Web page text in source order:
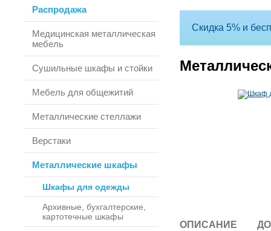
Распродажа
Медицинская металлическая
мебель
Сушильные шкафы и стойки
Мебель для общежитий
Металлические стеллажи
Верстаки
Металлические шкафы
Шкафы для одежды
Архивные, бухгалтерские,
картотечные шкафы
Скидка 5% и
ОПИСАНИЕ